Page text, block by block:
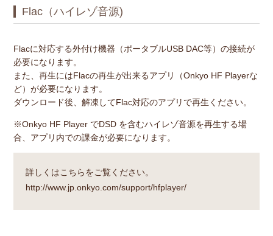
Flac（ハイレゾ音源)
Flacに対応する外付け機器（ポータブルUSB DAC等）の接続が
必要になります。
また、再生にはFlacの再生が出来るアプリ（Onkyo HF Playerな
ど）が必要になります。
ダウンロード後、解凍してFlac対応のアプリで再生ください。
※Onkyo HF Player でDSD を含むハイレゾ音源を再生する場
合、アプリ内での課金が必要になります。
詳しくはこちらをご覧ください。
http://www.jp.onkyo.com/support/hfplayer/